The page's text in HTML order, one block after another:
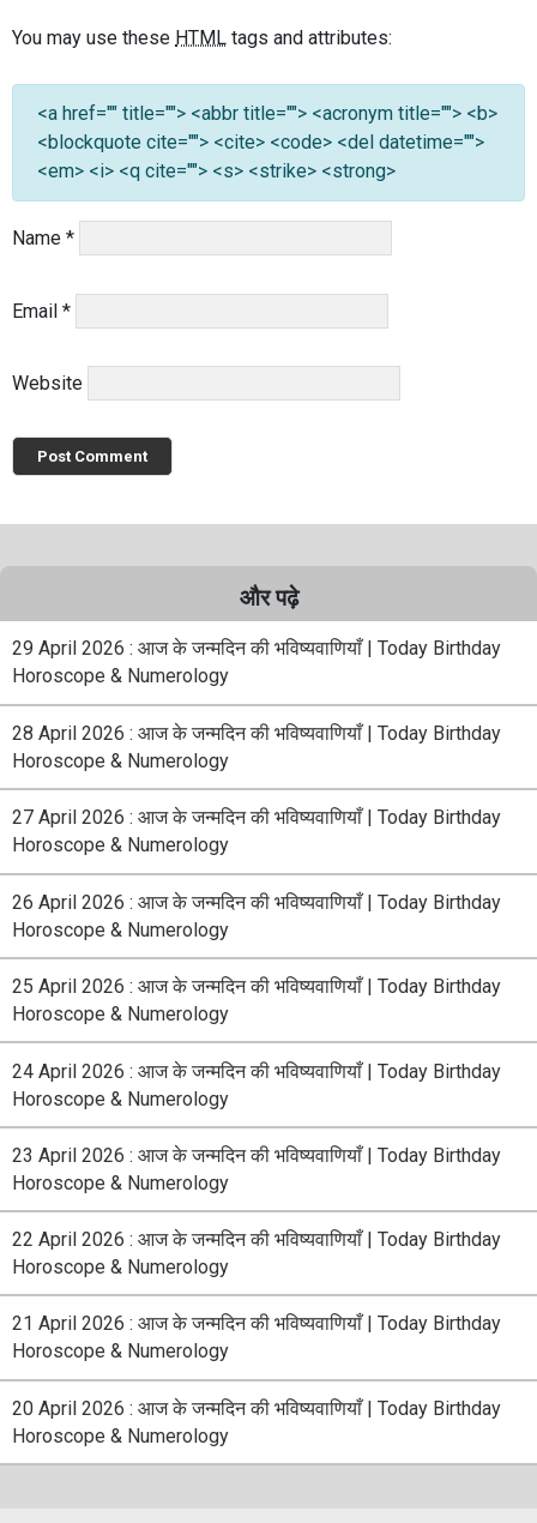
You may use these HTML tags and attributes:
<a href="" title=""> <abbr title=""> <acronym title=""> <b>
<blockquote cite=""> <cite> <code> <del datetime="">
<em> <i> <q cite=""> <s> <strike> <strong>
Name *
Email *
Website
और पढ़े
29 April 2026 : आज के जन्मदिन की भविष्यवाणियाँ | Today Birthday
Horoscope & Numerology
28 April 2026 : आज के जन्मदिन की भविष्यवाणियाँ | Today Birthday
Horoscope & Numerology
27 April 2026 : आज के जन्मदिन की भविष्यवाणियाँ | Today Birthday
Horoscope & Numerology
26 April 2026 : आज के जन्मदिन की भविष्यवाणियाँ | Today Birthday
Horoscope & Numerology
25 April 2026 : आज के जन्मदिन की भविष्यवाणियाँ | Today Birthday
Horoscope & Numerology
24 April 2026 : आज के जन्मदिन की भविष्यवाणियाँ | Today Birthday
Horoscope & Numerology
23 April 2026 : आज के जन्मदिन की भविष्यवाणियाँ | Today Birthday
Horoscope & Numerology
22 April 2026 : आज के जन्मदिन की भविष्यवाणियाँ | Today Birthday
Horoscope & Numerology
21 April 2026 : आज के जन्मदिन की भविष्यवाणियाँ | Today Birthday
Horoscope & Numerology
20 April 2026 : आज के जन्मदिन की भविष्यवाणियाँ | Today Birthday
Horoscope & Numerology